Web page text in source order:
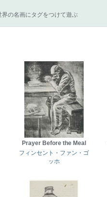
界の名画にタグをつけて遊ぶ
Prayer Before the Meal
フィンセント・ファン・ゴ
ッホ